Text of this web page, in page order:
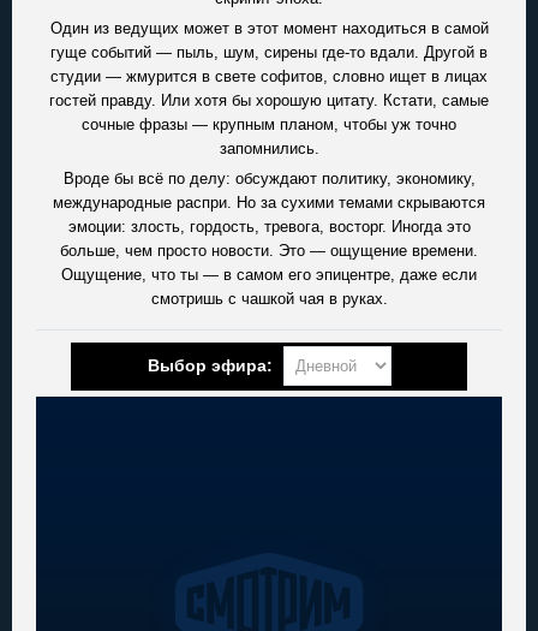
Один из ведущих может в этот момент находиться в самой
гуще событий — пыль, шум, сирены где-то вдали. Другой в
студии — жмурится в свете софитов, словно ищет в лицах
гостей правду. Или хотя бы хорошую цитату. Кстати, самые
сочные фразы — крупным планом, чтобы уж точно
запомнились.
Вроде бы всё по делу: обсуждают политику, экономику,
международные распри. Но за сухими темами скрываются
эмоции: злость, гордость, тревога, восторг. Иногда это
больше, чем просто новости. Это — ощущение времени.
Ощущение, что ты — в самом его эпицентре, даже если
смотришь с чашкой чая в руках.
Выбор эфира: